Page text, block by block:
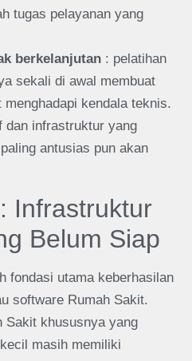
tugas pelayanan yang
berkelanjutan : pelatihan
sekali di awal membuat
kendala teknis.
dan infrastruktur yang
antusias pun akan
Infrastruktur
Belum Siap
fondasi utama keberhasilan
software Rumah Sakit.
Sakit khususnya yang
masih memiliki